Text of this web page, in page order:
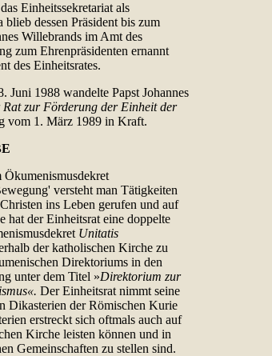
Einheitssekretariat als
dessen Präsident bis zum
Willebrands im Amt des
zum Ehrenpräsidenten ernannt
des Einheitsrates.
1988 wandelte Papst Johannes
Rat zur Förderung der Einheit der
vom 1. März 1989 in Kraft.
versteht man Tätigkeiten
ins Leben gerufen und auf
hat der Einheitsrat eine doppelte
Unitatis
der katholischen Kirche zu
Direktoriums in den
unter dem Titel »Direktorium zur
Der Einheitsrat nimmt seine
Dikasterien der Römischen Kurie
erstreckt sich oftmals auch auf
Kirche leisten können und in
Gemeinschaften zu stellen sind.